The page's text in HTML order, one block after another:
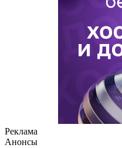
Реклама
Анонсы